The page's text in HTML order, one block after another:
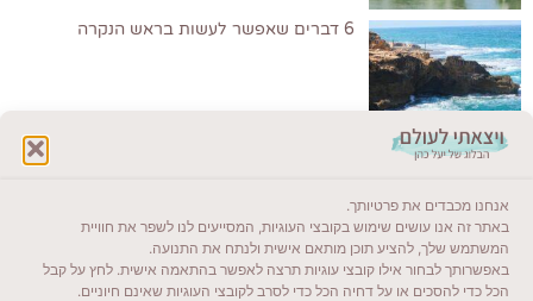
אנחנו מכבדים את פרטיותך.
באתר זה אנו עושים שימוש בקובצי העוגיות, המסייעים לנו לשפר את חוויית
המשתמש שלך, להציע תוכן מותאם אישית ולנתח את התנועה.
באפשרותך לבחור אילו קובצי עוגיות תרצה לאפשר בהתאמה אישית. לחץ על קבל
הכל כדי להסכים או על דחיה הכל כדי לסרב לקובצי העוגיות שאינם חיוניים.
6 דברים שאפשר לעשות בראש הנקרה
ייעדים מומלצים
מדריכים ועזרים